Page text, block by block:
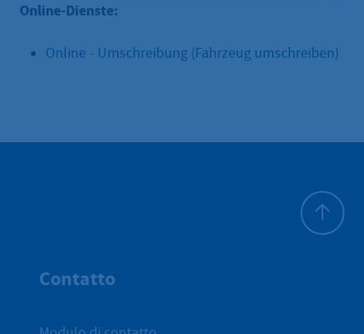
Online-Dienste:
Online - Umschreibung (Fahrzeug umschreiben)
Contatto